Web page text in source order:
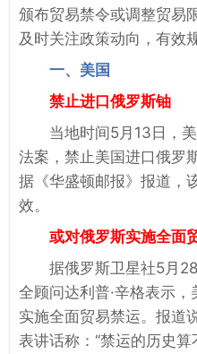
颁布贸易禁令或调整贸易
及时关注政策动向，有效
一、美国
禁止进口俄罗斯铀
当地时间5月13日，
法案，禁止美国进口俄罗
据《华盛顿邮报》报道，
效。
或对俄罗斯实施全面
据俄罗斯卫星社5月
全顾问达利普·辛格表示
实施全面贸易禁运。报道
表讲话称：“禁运的历史